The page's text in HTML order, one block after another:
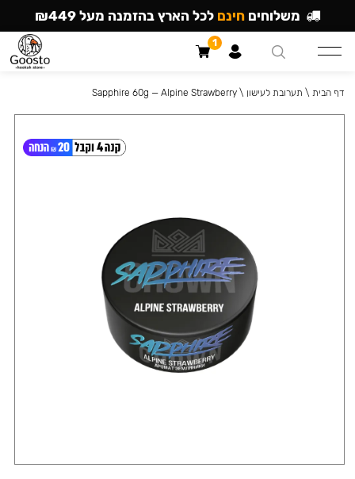
דף הבית \ תערובת לעישון \
Sapphire 60g — Alpine Strawberry
משלוחים חינם לכל הארץ בהזמנה מעל ₪449
1